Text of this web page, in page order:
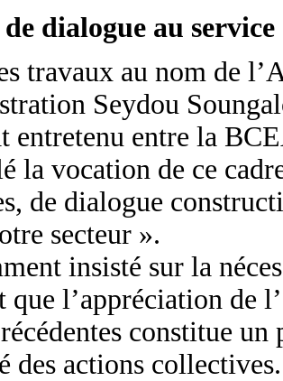
dialogue au
travaux au nom de
Seydou
entretenu entre la
la vocation de ce
de dialogue
secteur ».
insisté sur la
que l’appréciation de
constitue
des actions collectives.